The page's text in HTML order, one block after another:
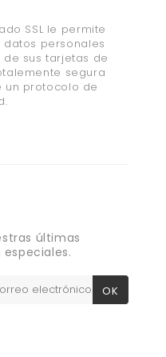
SSL le permite
datos personales
de sus tarjetas de
segura
un protocolo de
últimas